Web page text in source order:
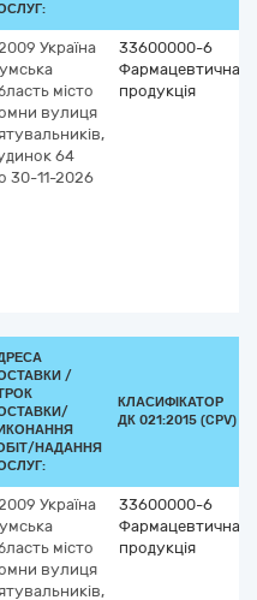
Україна
місто
вулиця
64
30-11-2026
33600000-6
Фармацевтична
продукція
/
НАДАННЯ
КЛАСИФІКАТОР
ДК 021:2015 (CPV)
Україна
місто
вулиця
33600000-6
Фармацевтична
продукція